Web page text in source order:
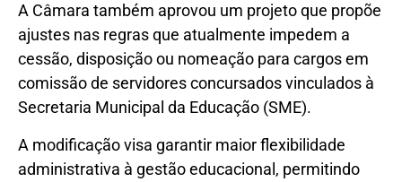
A Câmara também aprovou um projeto que propõe
ajustes nas regras que atualmente impedem a
cessão, disposição ou nomeação para cargos em
comissão de servidores concursados vinculados à
Secretaria Municipal da Educação (SME).
A modificação visa garantir maior flexibilidade
administrativa à gestão educacional, permitindo